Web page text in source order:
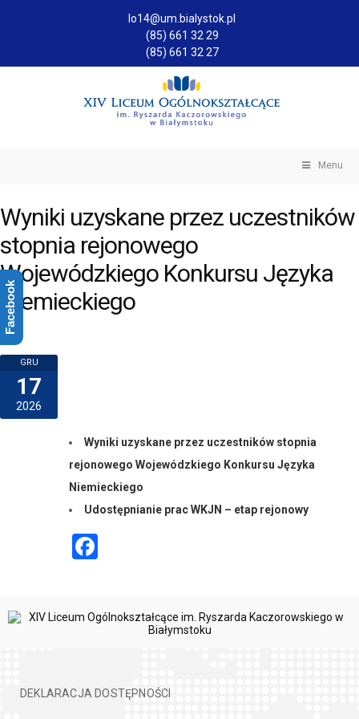
lo14@um.bialystok.pl
(85) 661 32 29
(85) 661 32 27
Menu
Wyniki uzyskane przez uczestników
stopnia rejonowego
Wojewódzkiego Konkursu Języka
Niemieckiego
GRU
17
2026
Wyniki uzyskane przez uczestników stopnia
rejonowego Wojewódzkiego Konkursu Języka
Niemieckiego
Udostępnianie prac WKJN – etap rejonowy
DEKLARACJA DOSTĘPNOŚCI
Facebook